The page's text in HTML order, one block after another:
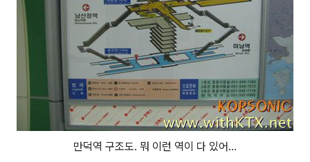
만덕역 구조도. 뭐 이런 역이 다 있어...